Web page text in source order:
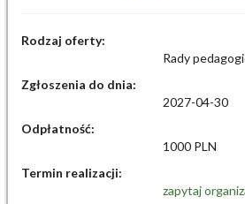
Rodzaj oferty:
Rady
Zgłoszenia do dnia:
2027-04-30
Odpłatność:
1000 PLN
Termin realizacji:
zapytaj